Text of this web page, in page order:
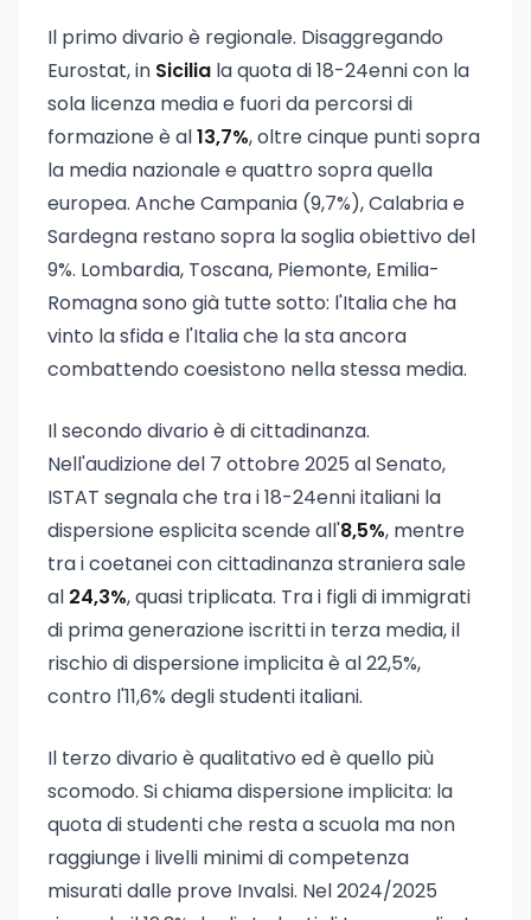
Il primo divario è regionale. Disaggregando
Eurostat, in Sicilia la quota di 18-24enni con la
sola licenza media e fuori da percorsi di
formazione è al13,7%, oltre cinque punti sopra
la media nazionale e quattro sopra quella
europea. Anche Campania (9,7%), Calabria e
Sardegna restano sopra la soglia obiettivo del
9%. Lombardia, Toscana, Piemonte, Emilia-
Romagna sono già tutte sotto: l'Italia che ha
vinto la sfida e l'Italia che la sta ancora
combattendo coesistono nella stessa media.
Il secondo divario è di cittadinanza.
Nell'audizione del 7 ottobre 2025 al Senato,
ISTAT segnala che tra i 18-24enni italiani la
dispersione esplicita scende all'8,5%, mentre
tra i coetanei con cittadinanza straniera sale
al 24,3%, quasi triplicata. Tra i figli di immigrati
di prima generazione iscritti in terza media, il
rischio di dispersione implicita è al 22,5%,
contro l'11,6% degli studenti italiani.
Il terzo divario è qualitativo ed è quello più
scomodo. Si chiama dispersione implicita: la
quota di studenti che resta a scuola ma non
raggiunge i livelli minimi di competenza
misurati dalle prove Invalsi. Nel 2024/2025